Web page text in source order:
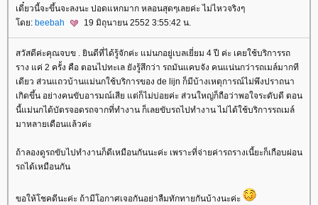
เดี๋ยวนี้จะขึ้นจะลงนะ ปอดแหกมาก หลอนสุดๆเลยค่ะ ไม่ไหวจริงๆ
ดย: beebah 19 มิถุนายน 2552 3:55:42 น.
สวัสดีค่ะคุณจบข . ยินดีที่ได้รู้จักค่ะ แม่นกอยู่เบลเยี่ยม 4 ปี ค่ะ เคยใช้บริการรถ
ราง แค่ 2 ครั้ง คือ ตอนไปทะเล ยังรู้สึกว่า รถมันแคบจัง คนแน่นกว่ารถเมล์มากที
เดียว ส่วนแถวบ้านแม่นกใช้บริการของ de lijn ก็มีบ้างเหตุการณ์ไม่พึงปราถนา
เกิดขึ้น อย่างคนขับอารมณ์เสีย แต่ก็ไม่บ่อยค่ะ ส่วนใหญ่ก็ถือว่าพอใจระดับดี ตอน
นี้แม่นกได้บัตรจอดรถจากที่ทำงาน ก็เลยขับรถไปทำงาน ไม่ได้ใช้บริการรถเมล์
มาหลายเดือนแล้วค่ะ
ถ้าลองดูรถขับไปทำงานก็ดีเหมือนกันนะค่ะ เพราะที่จ่ายค่ารถรางเนี้ยะก็เกือบผ่อน
รถได้เหมือนกัน
ขอให้โชคดีนะค่ะ ถ้ามีโอกาศเจอกันอย่าลืมทักทายกันบ้างนะค่ะ